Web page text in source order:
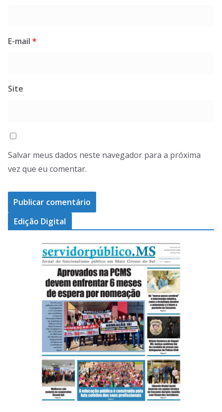
E-mail *
Site
Salvar meus dados neste navegador para a próxima
vez que eu comentar.
Edição Digital